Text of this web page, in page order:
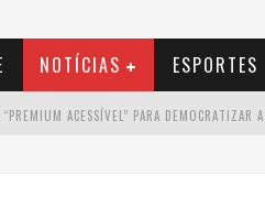
NOTÍCIAS ESPORTES